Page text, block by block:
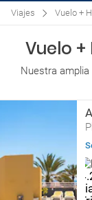
Viajes Vuelo +
Vuelo
Nuestra amplia